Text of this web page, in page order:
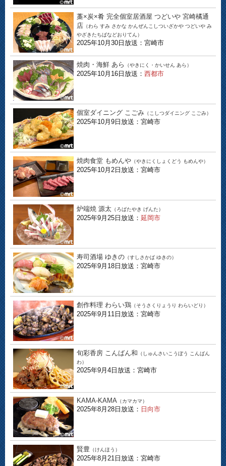
藁×炭×肴 完全個室居酒屋 つどいや 宮崎橘通
店 （わら すみ さかな かんぜんこしついざかや つどいや み
やざきたちばなどおりてん）
2025年10月30日放送：宮崎市
焼肉・海鮮 あら （やきにく・かいせん あら）
2025年10月16日放送： 西都市
個室ダイニング こごみ （こしつダイニング こごみ）
2025年10月9日放送：宮崎市
焼肉食堂 もめんや （やきにくしょくどう もめんや）
2025年10月2日放送：宮崎市
炉端焼 源太 （ろばたやき げんた）
2025年9月25日放送： 延岡市
寿司酒場 ゆきの （すしさかば ゆきの）
2025年9月18日放送：宮崎市
創作料理 わらい鶏 （そうさくりょうり わらいどり）
2025年9月11日放送：宮崎市
旬彩香房 こんばん和 （しゅんさいこうぼう こんばん
わ）
2025年9月4日放送：宮崎市
KAMA-KAMA （カマカマ）
2025年8月28日放送： 日向市
賢豊 （けんほう）
2025年8月21日放送：宮崎市